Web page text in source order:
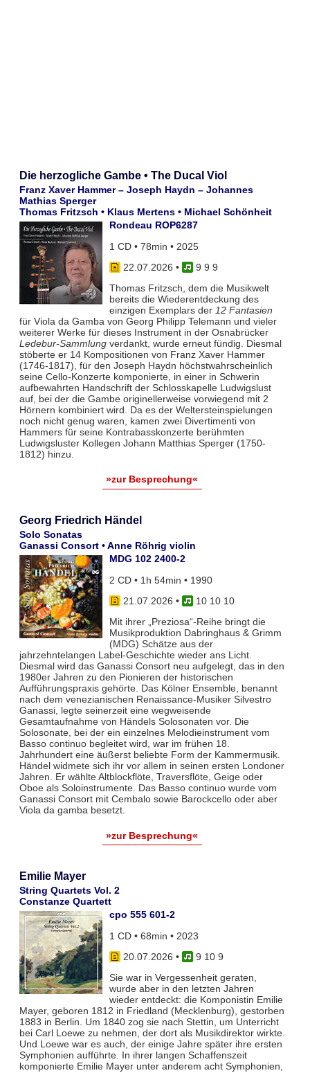
Die herzogliche Gambe • The Ducal Viol
Franz Xaver Hammer – Joseph Haydn – Johannes
Mathias Sperger
Thomas Fritzsch • Klaus Mertens • Michael Schönheit
Rondeau ROP6287
1 CD • 78min • 2025
22.07.2026 •
9 9 9
Thomas Fritzsch, dem die Musikwelt
bereits die Wiederentdeckung des
einzigen Exemplars der 12 Fantasien
für Viola da Gamba von Georg Philipp Telemann und vieler
weiterer Werke für dieses Instrument in der Osnabrücker
Ledebur-Sammlungverdankt, wurde erneut fündig. Diesmal
stöberte er 14 Kompositionen von Franz Xaver Hammer
(1746-1817), für den Joseph Haydn höchstwahrscheinlich
seine Cello-Konzerte komponierte, in einer in Schwerin
aufbewahrten Handschrift der Schlosskapelle Ludwigslust
auf, bei der die Gambe originellerweise vorwiegend mit 2
Hörnern kombiniert wird. Da es der Weltersteinspielungen
noch nicht genug waren, kamen zwei Divertimenti von
Hammers für seine Kontrabasskonzerte berühmten
Ludwigsluster Kollegen Johann Matthias Sperger (1750-
1812) hinzu.
»zur Besprechung«
Georg Friedrich Händel
Solo Sonatas
Ganassi Consort • Anne Röhrig violin
MDG 102 2400-2
2 CD • 1h 54min • 1990
21.07.2026 •
10 10 10
Mit ihrer „Preziosa“-Reihe bringt die
Musikproduktion Dabringhaus & Grimm
(MDG) Schätze aus der
jahrzehntelangen Label-Geschichte wieder ans Licht.
Diesmal wird das Ganassi Consort neu aufgelegt, das in den
1980er Jahren zu den Pionieren der historischen
Aufführungspraxis gehörte. Das Kölner Ensemble, benannt
nach dem venezianischen Renaissance-Musiker Silvestro
Ganassi, legte seinerzeit eine wegweisende
Gesamtaufnahme von Händels Solosonaten vor. Die
Solosonate, bei der ein einzelnes Melodieinstrument vom
Basso continuo begleitet wird, war im frühen 18.
Jahrhundert eine äußerst beliebte Form der Kammermusik.
Händel widmete sich ihr vor allem in seinen ersten Londoner
Jahren. Er wählte Altblockflöte, Traversflöte, Geige oder
Oboe als Soloinstrumente. Das Basso continuo wurde vom
Ganassi Consort mit Cembalo sowie Barockcello oder aber
Viola da gamba besetzt.
»zur Besprechung«
Emilie Mayer
String Quartets Vol. 2
Constanze Quartett
cpo 555 601-2
1 CD • 68min • 2023
20.07.2026 •
9 10 9
Sie war in Vergessenheit geraten,
wurde aber in den letzten Jahren
wieder entdeckt: die Komponistin Emilie
Mayer, geboren 1812 in Friedland (Mecklenburg), gestorben
1883 in Berlin. Um 1840 zog sie nach Stettin, um Unterricht
bei Carl Loewe zu nehmen, der dort als Musikdirektor wirkte.
Und Loewe war es auch, der einige Jahre später ihre ersten
Symphonien aufführte. In ihrer langen Schaffenszeit
komponierte Emilie Mayer unter anderem acht Symphonien,